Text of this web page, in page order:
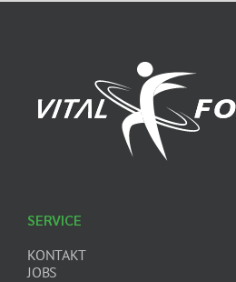
SERVICE
KONTAKT
JOBS